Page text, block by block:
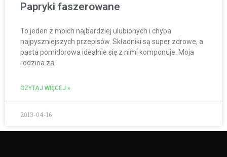
Papryki faszerowane
To jeden z moich najbardziej ulubionych i chyba
najpyszniejszych przepisów. Składniki są super zdrowe, a
pasta pomidorowa idealnie się z nimi komponuje. Moja
rodzina za
CZYTAJ WIĘCEJ »
2013-04-16